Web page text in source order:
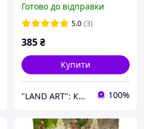
гранульоване комплексне
Готово до відправки
5.0 (3)
385₴
Купити
"LAND ART": Корисні товари для вашого будинку та саду! 100%